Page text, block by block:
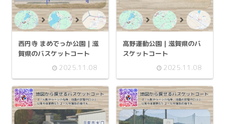
西円寺 まめでっか公園 | 滋
賀県のバスケットコート
2025.11.08
高野運動公園 | 滋賀県のバ
スケットコート
2025.11.08